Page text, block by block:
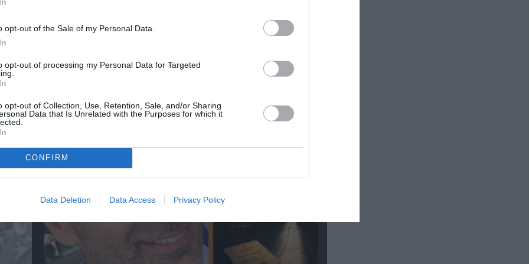
opt-out of the Sale of my Personal Data.
opt-out of processing my Personal Data for Targeted
opt-out of Collection, Use, Retention, Sale, and/or Sharing
Data that Is Unrelated with the Purposes for which it
CONFIRM
Data Deletion Data Access Privacy Policy
Έκθεση Βιβλίου 2026 στο Ναύπλιο